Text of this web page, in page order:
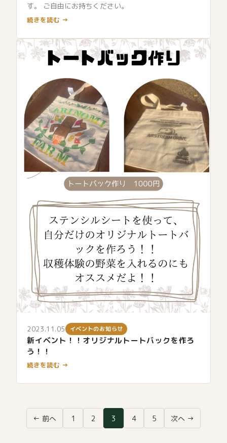
す。 ご自由にお持ちください。
続きを読む →
2023.11.05 イベントのお知らせ
新イベント！！オリジナルトートバックを作ろ
う！！
続きを読む →
稿
← 前へ 1 2 3 4 5 次へ →